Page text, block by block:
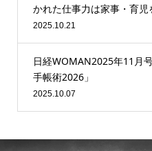
かれた仕事力は家事・育
2025.10.21
日経WOMAN2025年11月
手帳術2026」
2025.10.07